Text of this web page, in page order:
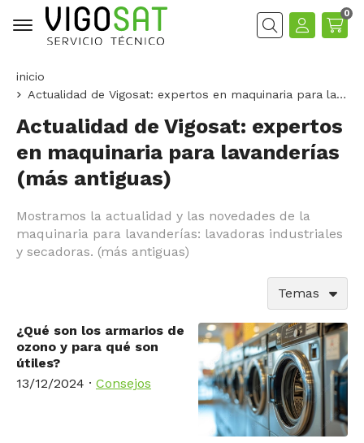
Buscar
0
inicio
Actualidad de Vigosat: expertos en maquinaria para lavanderías
Actualidad de Vigosat: expertos
en maquinaria para lavanderías
(más antiguas)
Mostramos la actualidad y las novedades de la
maquinaria para lavanderías: lavadoras industriales
y secadoras. (más antiguas)
Temas
¿Qué son los armarios de
ozono y para qué son
útiles?
13/12/2024 · Consejos